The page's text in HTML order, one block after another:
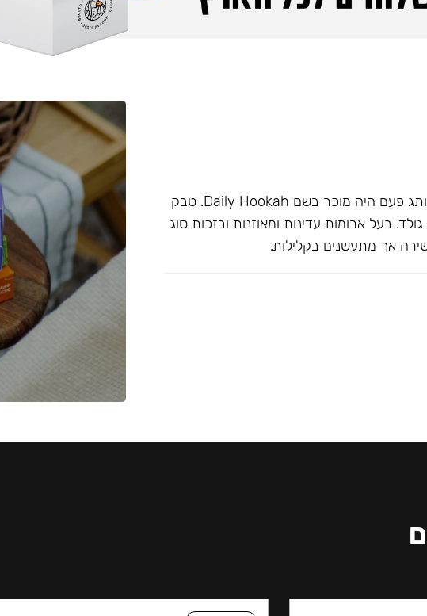
טבק מבית החברה Darkside. המותג פעם היה מוכר בשם Daily Hookah. טבק
בעל ארומות עדינות ומאוזנות ובזכות סוג
אך מתעשנים בקלילות.